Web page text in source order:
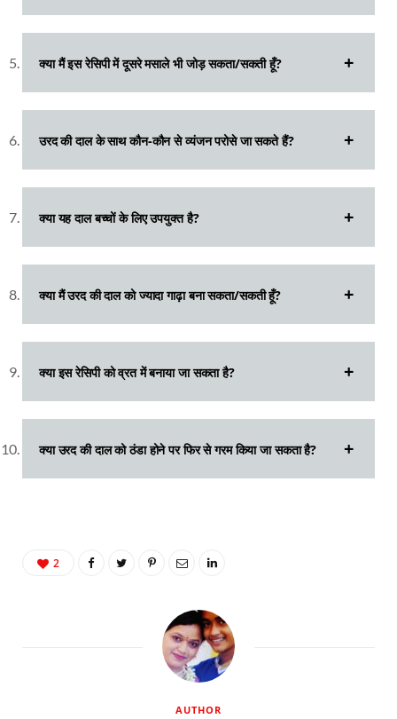
क्या मैं इस रेसिपी में दूसरे मसाले भी जोड़ सकता/सकती हूँ?
उरद की दाल के साथ कौन-कौन से व्यंजन परोसे जा सकते हैं?
क्या यह दाल बच्चों के लिए उपयुक्त है?
क्या मैं उरद की दाल को ज्यादा गाढ़ा बना सकता/सकती हूँ?
क्या इस रेसिपी को व्रत में बनाया जा सकता है?
क्या उरद की दाल को ठंडा होने पर फिर से गरम किया जा सकता है?
2
AUTHOR